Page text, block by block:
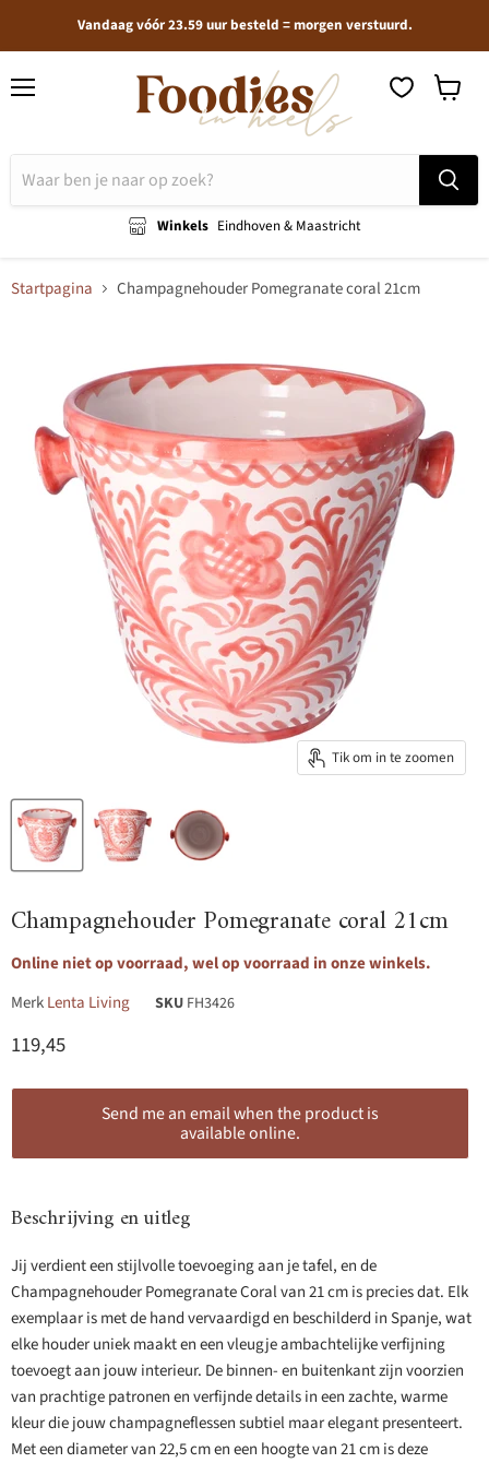
Vandaag vóór 23.59 uur besteld = morgen verstuurd.
Winkels Eindhoven & Maastricht
Startpagina Champagnehouder Pomegranate coral 21cm
Tik om in te zoomen
Champagnehouder Pomegranate coral 21cm
Online niet op voorraad, wel op voorraad in onze winkels.
MerkLenta Living SKU FH3426
Huidige prijs
119,45
Send me an email when the product is
available online.
Beschrijving en uitleg
Jij verdient een stijlvolle toevoeging aan je tafel, en de
Champagnehouder Pomegranate Coral van 21 cm is precies dat. Elk
exemplaar is met de hand vervaardigd en beschilderd in Spanje, wat
elke houder uniek maakt en een vleugje ambachtelijke verfijning
toevoegt aan jouw interieur. De binnen- en buitenkant zijn voorzien
van prachtige patronen en verfijnde details in een zachte, warme
kleur die jouw champagneflessen subtiel maar elegant presenteert.
Met een diameter van 22,5 cm en een hoogte van 21 cm is deze